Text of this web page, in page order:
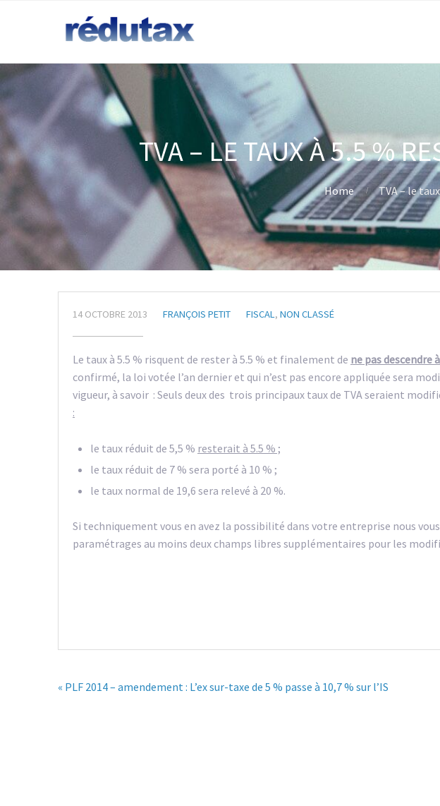
TVA – LE TAUX À 5.5 %
Home TVA – le
14 OCTOBRE 2013 FRANÇOIS PETIT FISCAL, NON CLASSÉ
Le taux à 5.5 % risquent de rester à 5.5 % et finalement de ne pas descendre
confirmé, la loi votée l’an dernier et qui n’est pas encore appliquée sera
vigueur, à savoir : Seuls deux des trois principaux taux de TVA seraient
:
le taux réduit de 5,5 % resterait à 5.5 % ;
le taux réduit de 7 % sera porté à 10 % ;
le taux normal de 19,6 sera relevé à 20 %.
Si techniquement vous en avez la possibilité dans votre entreprise nous
paramétrages au moins deux champs libres supplémentaires pour les
« PLF 2014 – amendement : L’ex sur-taxe de 5 % passe à 10,7 % sur l’IS